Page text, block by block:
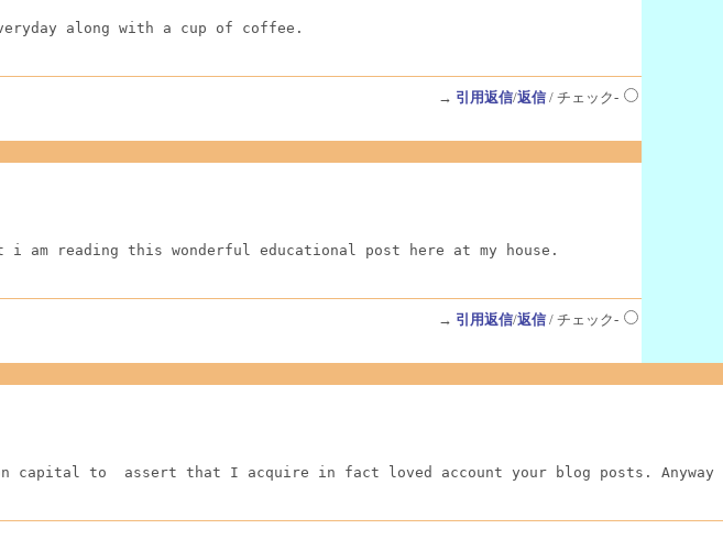
along with a cup of coffee.
→ 引用返信/返信/ チェック-
reading this wonderful educational post here at my house.
→ 引用返信/返信/ チェック-
capital to  assert that I acquire in fact loved account your blog posts.